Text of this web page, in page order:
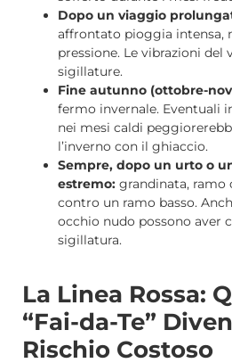
Dopo un viaggio
affrontato pioggia intensa,
pressione. Le vibrazioni del
sigillature.
Fine autunno (ottobre-
fermo invernale. Eventuali
nei mesi caldi
l’inverno con il ghiaccio.
Sempre, dopo un urto o
estremo: grandinata,
contro un ramo basso.
occhio nudo possono aver
sigillatura.
La Linea Rossa:
“Fai-da-Te”
Rischio Costoso